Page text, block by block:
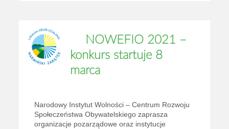
NOWEFIO 2021 –
konkurs startuje 8
marca
Narodowy Instytut Wolności – Centrum Rozwoju
Społeczeństwa Obywatelskiego zaprasza
organizacje pozarządowe oraz instytucje